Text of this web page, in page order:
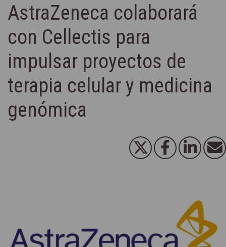
AstraZeneca colaborará
con Cellectis para
impulsar proyectos de
terapia celular y medicina
genómica